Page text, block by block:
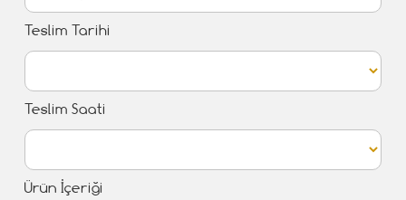
Teslim Tarihi
Teslim Saati
Ürün İçeriği